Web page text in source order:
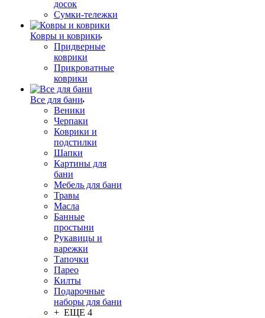
досок
Сумки-тележки
Ковры и коврики
Придверные
коврики
Прикроватные
коврики
Все для бани
Веники
Черпаки
Коврики и
подстилки
Шапки
Картины для
бани
Мебель для бани
Травы
Масла
Банные
простыни
Рукавицы и
варежки
Тапочки
Парео
Килты
Подарочные
наборы для бани
+ ЕЩЕ 4